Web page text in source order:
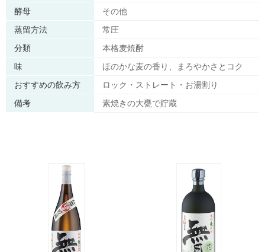
酵母
その他
蒸留方法
常圧
分類
本格麦焼酎
味
ほのかな麦の香り、まろやかさとコク
おすすめの飲み方
ロック・ストレート・お湯割り
備考
素焼きの大甕で貯蔵